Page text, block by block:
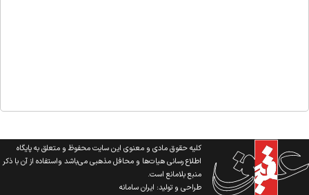
کلیه حقوق مادی و معنوی این سایت محفوظ و متعلق به پایگاه
اطلاع رسانی هیات‌ها و محافل مذهبی می‌باشد واستفاده از آن با ذکر
منبع بلامانع است.
طراحی و تولید:ایران سامانه